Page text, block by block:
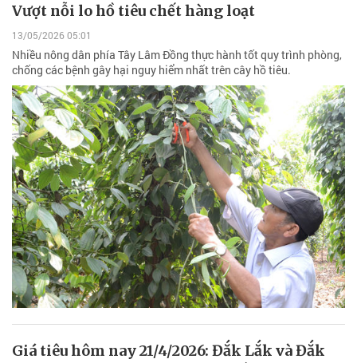
Vượt nỗi lo hồ tiêu chết hàng loạt
13/05/2026 05:01
Nhiều nông dân phía Tây Lâm Đồng thực hành tốt quy trình phòng,
chống các bệnh gây hại nguy hiểm nhất trên cây hồ tiêu.
Giá tiêu hôm nay 21/4/2026: Đắk Lắk và Đắk